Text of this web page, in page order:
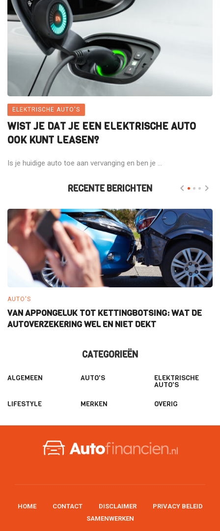
ELEKTRISCHE AUTO'S
WIST JE DAT JE EEN ELEKTRISCHE AUTO
OOK KUNT LEASEN?
Is je huidige auto toe aan vervanging en ben je ...
RECENTE BERICHTEN
AUTO'S
VAN APPONGELUK TOT KETTINGBOTSING: WAT DE
AUTOVERZEKERING WEL EN NIET DEKT
CATEGORIEËN
ALGEMEEN AUTO'S ELEKTRISCHE
AUTO'S
LIFESTYLE MERKEN OVERIG
HOME CONTACT DISCLAIMER
PRIVACY BELEID
SAMENWERKEN